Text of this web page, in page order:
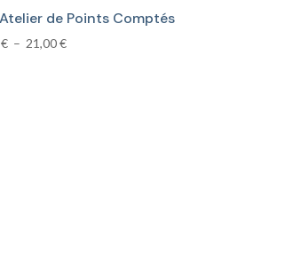
de Points Comptés
€ – 21,00€Plage